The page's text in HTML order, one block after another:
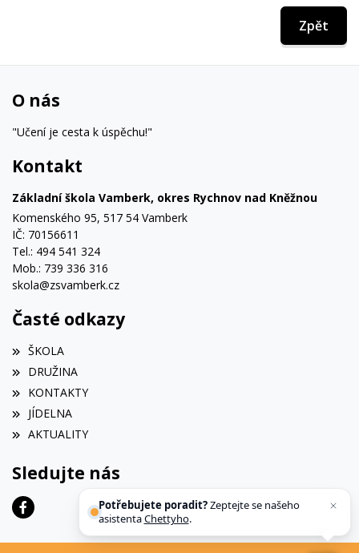
Zpět
O nás
"Učení je cesta k úspěchu!"
Kontakt
Základní škola Vamberk, okres Rychnov nad Kněžnou
Komenského 95, 517 54 Vamberk
IČ: 70156611
Tel.: 494 541 324
Mob.: 739 336 316
skola@zsvamberk.cz
Časté odkazy
ŠKOLA
DRUŽINA
KONTAKTY
JÍDELNA
AKTUALITY
Sledujte nás
Potřebujete poradit?Zeptejte se našeho
asistentaChettyho.